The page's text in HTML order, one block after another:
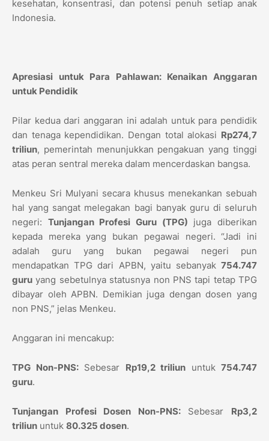
kesehatan, konsentrasi, dan potensi penuh setiap anak
Indonesia.
Apresiasi untuk Para Pahlawan: Kenaikan Anggaran
untuk Pendidik
Pilar kedua dari anggaran ini adalah untuk para pendidik
dan tenaga kependidikan. Dengan total alokasi Rp274,7
triliun, pemerintah menunjukkan pengakuan yang tinggi
atas peran sentral mereka dalam mencerdaskan bangsa.
Menkeu Sri Mulyani secara khusus menekankan sebuah
hal yang sangat melegakan bagi banyak guru di seluruh
negeri: Tunjangan Profesi Guru (TPG) juga diberikan
kepada mereka yang bukan pegawai negeri. “Jadi ini
adalah guru yang bukan pegawai negeri pun
mendapatkan TPG dari APBN, yaitu sebanyak 754.747
guru yang sebetulnya statusnya non PNS tapi tetap TPG
dibayar oleh APBN. Demikian juga dengan dosen yang
non PNS,” jelas Menkeu.
Anggaran ini mencakup:
TPG Non-PNS:Sebesar Rp19,2 triliun untuk 754.747
guru.
Tunjangan Profesi Dosen Non-PNS:Sebesar Rp3,2
triliun untuk 80.325 dosen.